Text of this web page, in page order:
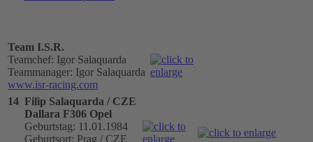
Team I.S.R.
Teamchef: Igor Salaquarda
Teammanager: Igor Salaquarda
www.isr-racing.com
14 Filip Salaquarda / CZE
Dallara F306 Opel
Geburtstag: 11.01.1984
Geburtsort: Prag / CZE